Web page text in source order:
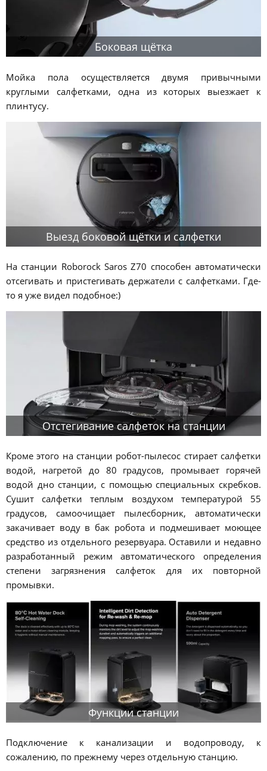
Боковая щётка
Мойка пола осуществляется двумя привычными
круглыми салфетками, одна из которых выезжает к
плинтусу.
Выезд боковой щётки и салфетки
На станции Roborock Saros Z70 способен автоматически
отсегивать и пристегивать держатели с салфетками. Где-
то я уже видел подобное:)
Отстегивание салфеток на станции
Кроме этого на станции робот-пылесос стирает салфетки
водой, нагретой до 80 градусов, промывает горячей
водой дно станции, с помощью специальных скребков.
Сушит салфетки теплым воздухом температурой 55
градусов, самоочищает пылесборник, автоматически
закачивает воду в бак робота и подмешивает моющее
средство из отдельного резервуара. Оставили и недавно
разработанный режим автоматического определения
степени загрязнения салфеток для их повторной
промывки.
Функции станции
Подключение к канализации и водопроводу, к
сожалению, по прежнему через отдельную станцию.